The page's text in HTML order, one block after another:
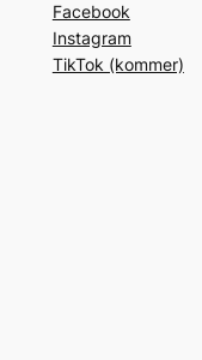
Facebook
Instagram
TikTok (kommer)